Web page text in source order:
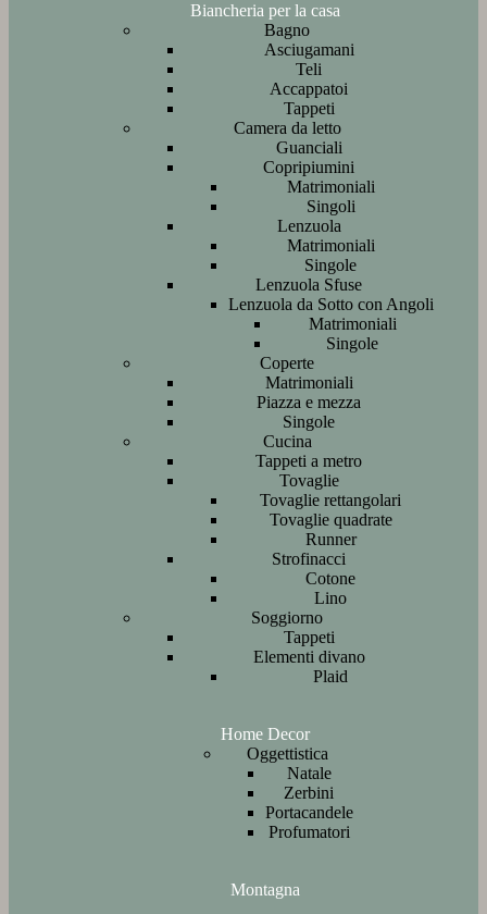
Biancheria per la casa
Bagno
Asciugamani
Teli
Accappatoi
Tappeti
Camera da letto
Guanciali
Copripiumini
Matrimoniali
Singoli
Lenzuola
Matrimoniali
Singole
Lenzuola Sfuse
Lenzuola da Sotto con Angoli
Matrimoniali
Singole
Coperte
Matrimoniali
Piazza e mezza
Singole
Cucina
Tappeti a metro
Tovaglie
Tovaglie rettangolari
Tovaglie quadrate
Runner
Strofinacci
Cotone
Lino
Soggiorno
Tappeti
Elementi divano
Plaid
Home Decor
Oggettistica
Natale
Zerbini
Portacandele
Profumatori
Montagna